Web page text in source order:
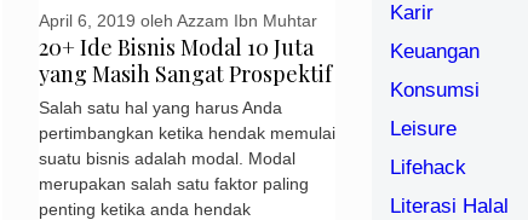
20+ Ide Bisnis Modal 10 Juta
yang Masih Sangat Prospektif
April 6, 2019 oleh Azzam Ibn Muhtar
Salah satu hal yang harus Anda
pertimbangkan ketika hendak memulai
suatu bisnis adalah modal. Modal
merupakan salah satu faktor paling
penting ketika anda hendak
Karir
Keuangan
Konsumsi
Leisure
Lifehack
Literasi Halal